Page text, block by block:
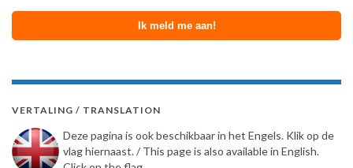
VERTALING / TRANSLATION
Deze pagina is ook beschikbaar in het Engels. Klik op de
vlag hiernaast. / This page is also available in English.